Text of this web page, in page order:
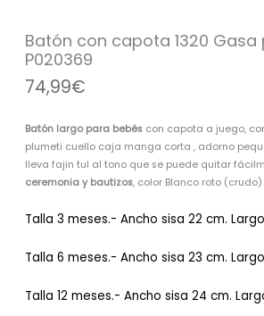
Batón con capota 1320
P020369
74,99€
Batón largo para bebéscon capota a juego,
plumeti cuello caja manga corta , adorno
lleva fajin tul al tono que se puede quitar
ceremonia y bautizos, color Blanco roto (crudo)
Talla 3 meses.- Ancho sisa 22 cm.
Talla 6 meses.- Ancho sisa 23 cm.
Talla 12 meses.- Ancho sisa 24 cm.
crudo
P020369
cantidad